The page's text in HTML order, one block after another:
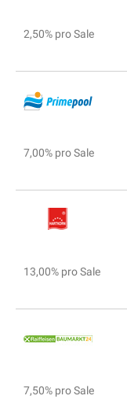
2,50% pro Sale
7,00% pro Sale
13,00% pro Sale
7,50% pro Sale